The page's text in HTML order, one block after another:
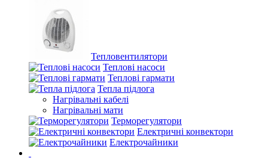
Тепловентилятори
Теплові насоси
Теплові гармати
Тепла підлога
Нагрівальні кабелі
Нагрівальні мати
Терморегулятори
Електричні конвектори
Електрочайники